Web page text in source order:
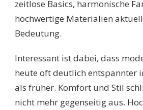
zeitlose Basics, harmonische
hochwertige Materialien
Bedeutung.
Interessant ist dabei, dass
heute oft deutlich entspannter
als früher. Komfort und Stil
nicht mehr gegenseitig aus.